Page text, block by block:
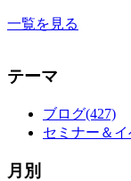
一覧を見る
テーマ
ブログ(427)
セミナー＆
月別